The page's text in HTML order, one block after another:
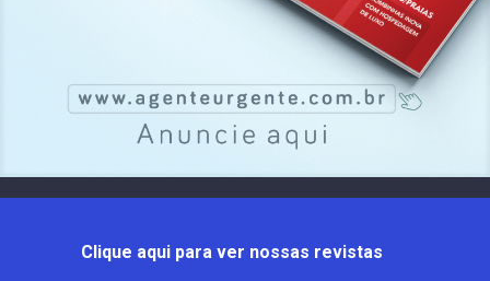
Clique aqui para ver nossas revistas